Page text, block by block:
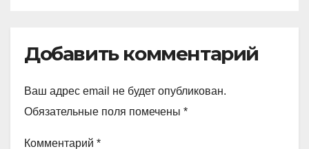
Добавить комментарий
Ваш адрес email не будет опубликован.
Обязательные поля помечены *
Комментарий *